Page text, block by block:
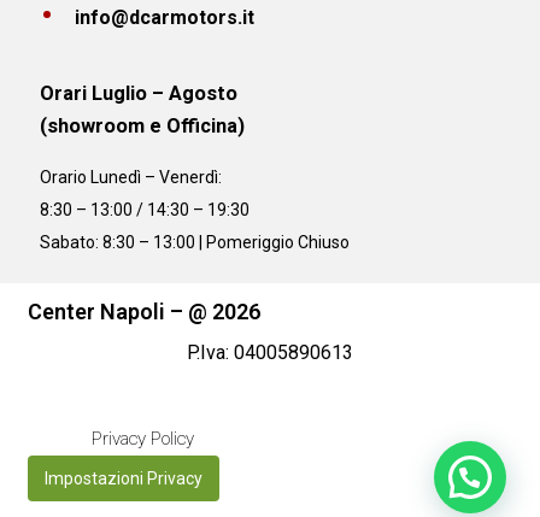
info@dcarmotors.it
Orari Luglio – Agosto
(showroom e Officina)
Orario Lunedì – Venerdì:
8:30 – 13:00 / 14:30 – 19:30
Sabato: 8:30 – 13:00 | Pomeriggio Chiuso
Center Napoli – @ 2026
P.Iva: 04005890613
Privacy Policy
Impostazioni Privacy